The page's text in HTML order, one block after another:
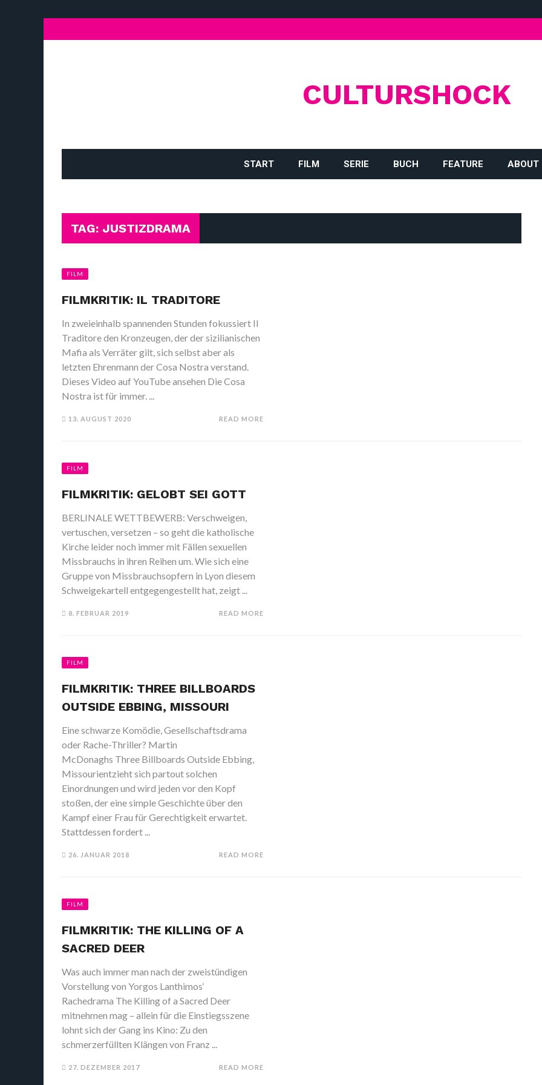
CULTURSHOCK
START FILM SERIE BUCH FEATURE ABOUT
TAG: JUSTIZDRAMA
FILM
FILMKRITIK: IL TRADITORE
In zweieinhalb spannenden Stunden fokussiert Il
Traditore den Kronzeugen, der der sizilianischen
Mafia als Verräter gilt, sich selbst aber als
letzten Ehrenmann der Cosa Nostra verstand.
Dieses Video auf YouTube ansehen Die Cosa
Nostra ist für immer. ...
13. AUGUST 2020 READ MORE
FILM
FILMKRITIK: GELOBT SEI GOTT
BERLINALE WETTBEWERB: Verschweigen,
vertuschen, versetzen – so geht die katholische
Kirche leider noch immer mit Fällen sexuellen
Missbrauchs in ihren Reihen um. Wie sich eine
Gruppe von Missbrauchsopfern in Lyon diesem
Schweigekartell entgegengestellt hat, zeigt ...
8. FEBRUAR 2019 READ MORE
FILM
FILMKRITIK: THREE BILLBOARDS
OUTSIDE EBBING, MISSOURI
Eine schwarze Komödie, Gesellschaftsdrama
oder Rache-Thriller? Martin
McDonaghs Three Billboards Outside Ebbing,
Missourientzieht sich partout solchen
Einordnungen und wird jeden vor den Kopf
stoßen, der eine simple Geschichte über den
Kampf einer Frau für Gerechtigkeit erwartet.
Stattdessen fordert ...
26. JANUAR 2018 READ MORE
FILM
FILMKRITIK: THE KILLING OF A
SACRED DEER
Was auch immer man nach der zweistündigen
Vorstellung von Yorgos Lanthimos‘
Rachedrama The Killing of a Sacred Deer
mitnehmen mag – allein für die Einstiegsszene
lohnt sich der Gang ins Kino: Zu den
schmerzerfüllten Klängen von Franz ...
27. DEZEMBER 2017 READ MORE